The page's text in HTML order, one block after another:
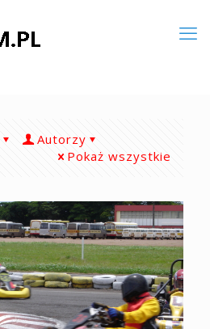
Autorzy
Pokaż wszystkie